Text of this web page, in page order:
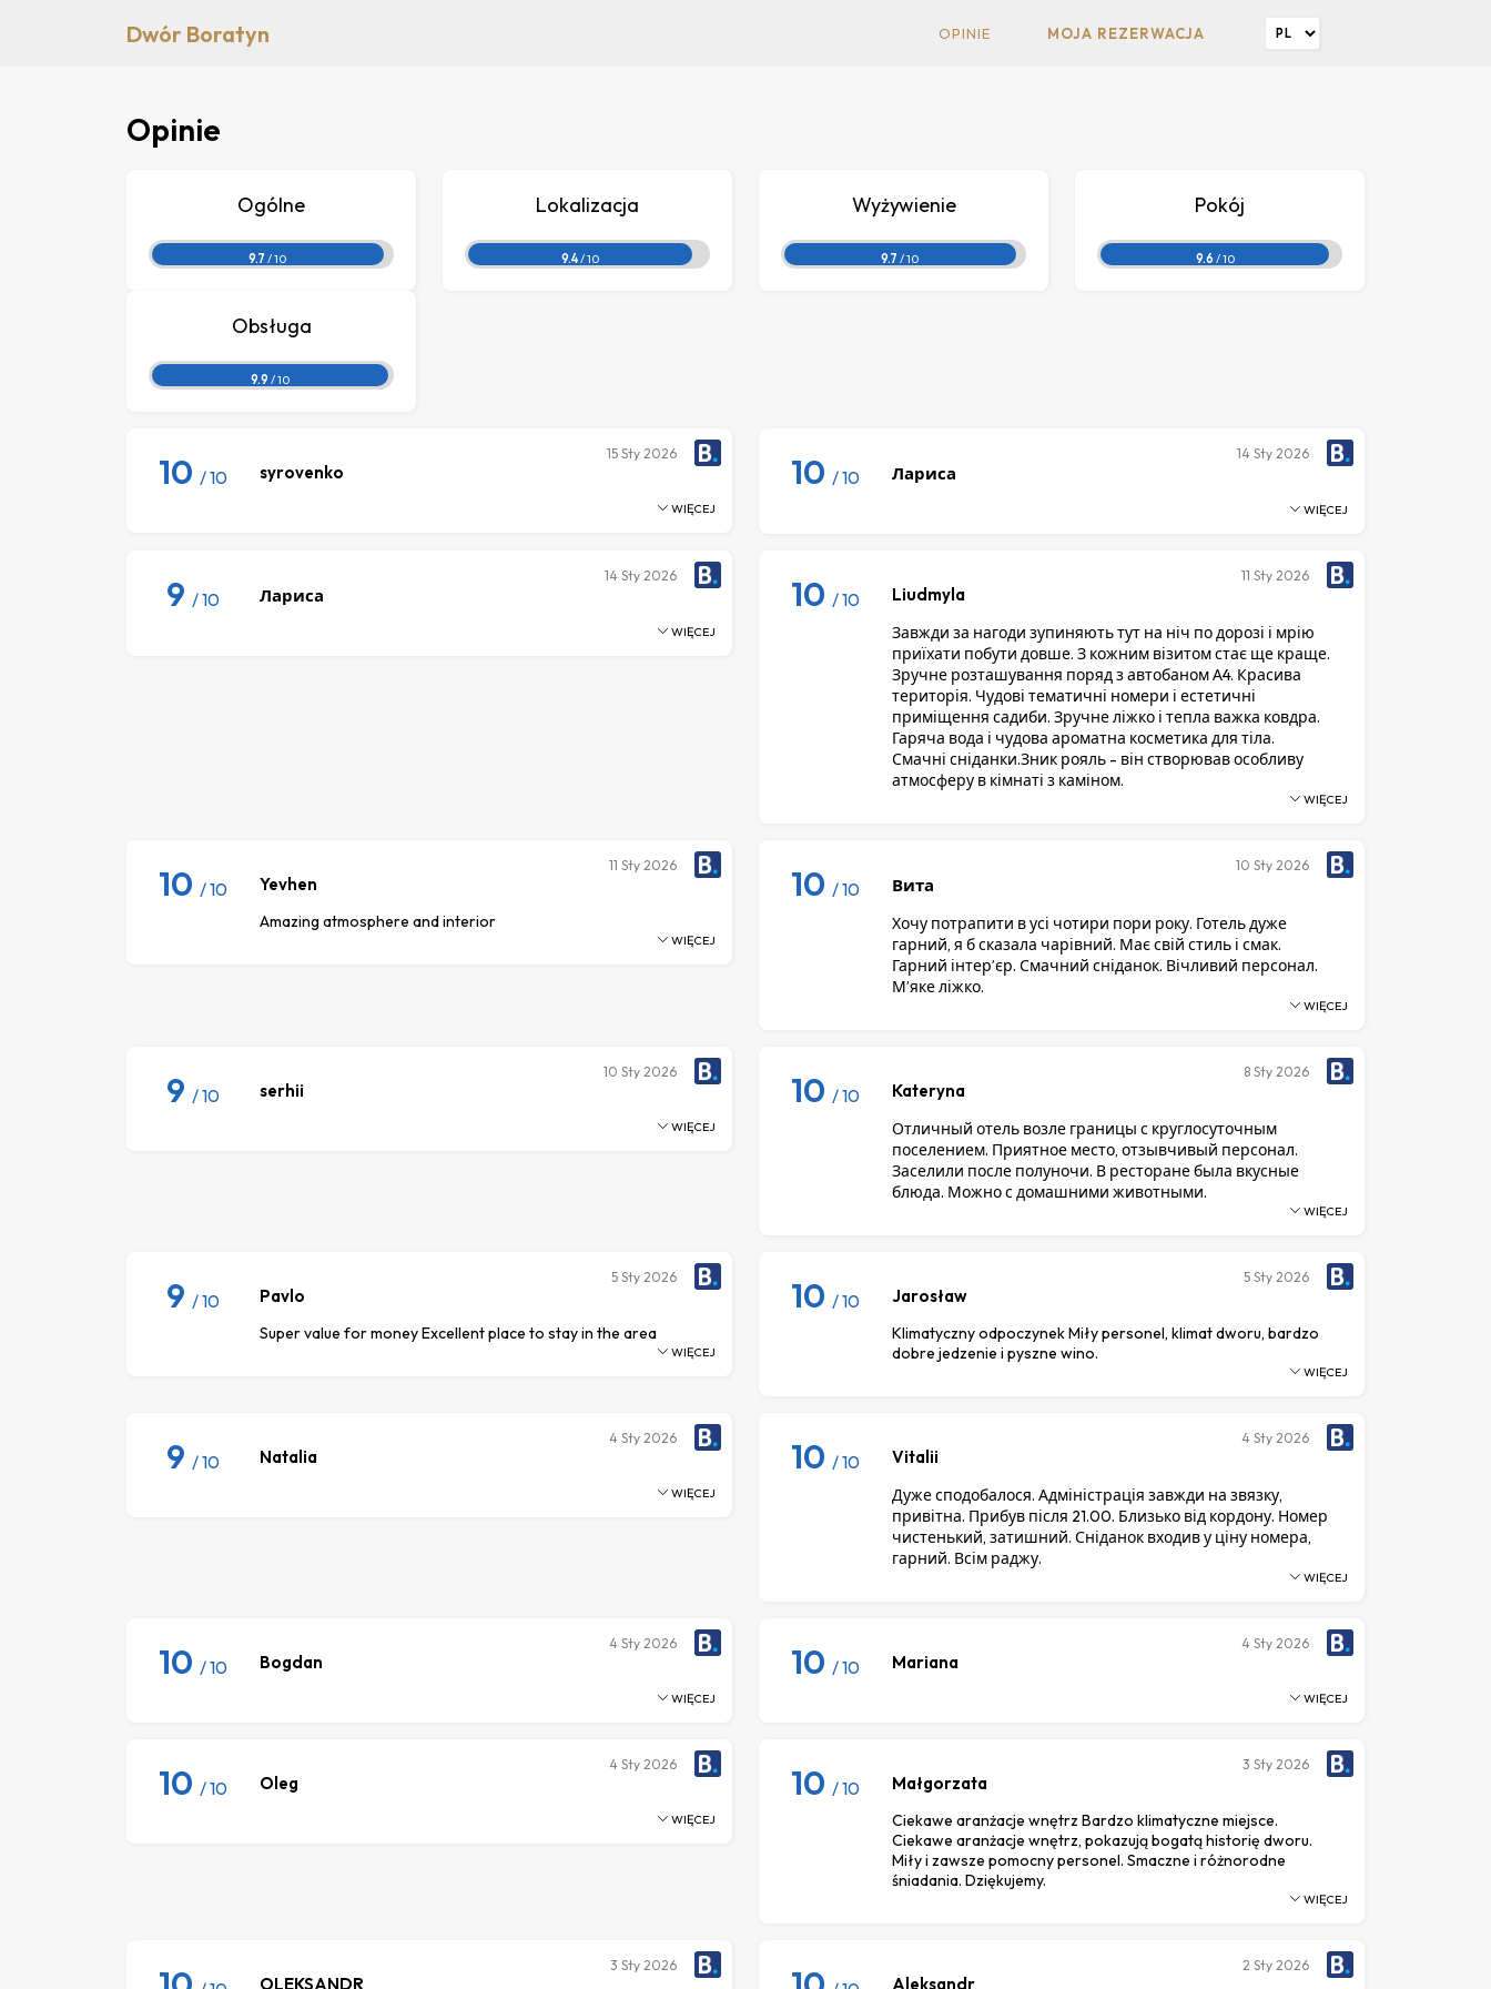
Dwór Boratyn OPINIE MOJA REZERWACJA
Opinie
Ogólne
9.7 / 10
Lokalizacja
9.4/ 10
Wyżywienie
9.7 / 10
Pokój
9.6 / 10
Obsługa
9.9 / 10
10 / 10 syrovenko
15 Sty 2026
WIĘCEJ
10 / 10 Лариса
14 Sty 2026
WIĘCEJ
9 / 10 Лариса
14 Sty 2026
WIĘCEJ
10 / 10 Liudmyla
Завжди за нагоди зупиняють тут на ніч по дорозі і мрію
приїхати побути довше. З кожним візитом стає ще краще.
Зручне розташування поряд з автобаном А4. Красива
територія. Чудові тематичні номери і естетичні
приміщення садиби. Зручне ліжко і тепла важка ковдра.
Гаряча вода і чудова ароматна косметика для тіла.
Смачні сніданки.Зник рояль - він створював особливу
атмосферу в кімнаті з каміном.
11 Sty 2026
WIĘCEJ
10 / 10 Yevhen
Amazing atmosphere and interior
11 Sty 2026
WIĘCEJ
10 / 10 Вита
Хочу потрапити в усі чотири пори року. Готель дуже
гарний, я б сказала чарівний. Має свій стиль і смак.
Гарний інтерʼєр. Смачний сніданок. Вічливий персонал.
Мʼяке ліжко.
10 Sty 2026
WIĘCEJ
9 / 10 serhii
10 Sty 2026
WIĘCEJ
10 / 10 Kateryna
Отличный отель возле границы с круглосуточным
поселением. Приятное место, отзывчивый персонал.
Заселили после полуночи. В ресторане была вкусные
блюда. Можно с домашними животными.
8 Sty 2026
WIĘCEJ
9 / 10 Pavlo
Super value for money Excellent place to stay in the area
5 Sty 2026
WIĘCEJ
10 / 10 Jarosław
Klimatyczny odpoczynek Miły personel, klimat dworu, bardzo
dobre jedzenie i pyszne wino.
5 Sty 2026
WIĘCEJ
9 / 10 Natalia
4 Sty 2026
WIĘCEJ
10 / 10 Vitalii
Дуже сподобалося. Адміністрація завжди на звязку,
привітна. Прибув після 21.00. Близько від кордону. Номер
чистенький, затишний. Сніданок входив у ціну номера,
гарний. Всім раджу.
4 Sty 2026
WIĘCEJ
10 / 10 Bogdan
4 Sty 2026
WIĘCEJ
10 / 10 Mariana
4 Sty 2026
WIĘCEJ
10 / 10 Oleg
4 Sty 2026
WIĘCEJ
10 / 10 Małgorzata
Ciekawe aranżacje wnętrz Bardzo klimatyczne miejsce.
Ciekawe aranżacje wnętrz, pokazują bogatą historię dworu.
Miły i zawsze pomocny personel. Smaczne i różnorodne
śniadania. Dziękujemy.
3 Sty 2026
WIĘCEJ
OLEKSANDR
3 Sty 2026
Aleksandr
2 Sty 2026